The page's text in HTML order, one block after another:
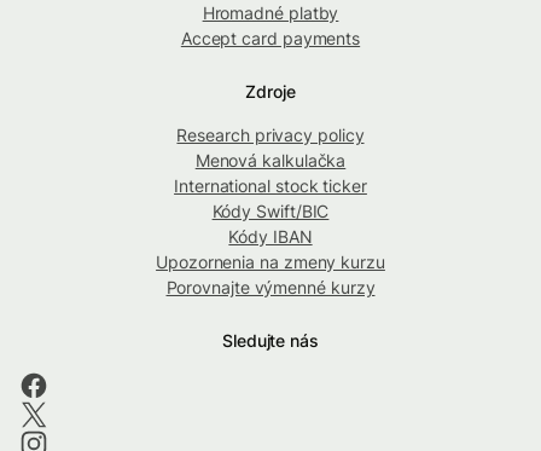
Hromadné platby
Accept card payments
Zdroje
Research privacy policy
Menová kalkulačka
International stock ticker
Kódy Swift/BIC
Kódy IBAN
Upozornenia na zmeny kurzu
Porovnajte výmenné kurzy
Sledujte nás